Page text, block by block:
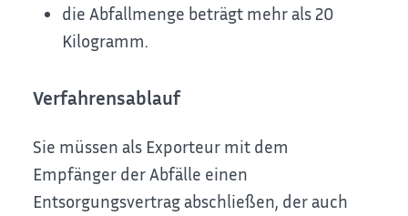
die Abfallmenge beträgt mehr als 20
Kilogramm.
Verfahrensablauf
Sie müssen als Exporteur mit dem
Empfänger der Abfälle einen
Entsorgungsvertrag abschließen, der auch